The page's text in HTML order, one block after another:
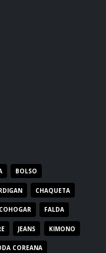
BOLSO
CHAQUETA
FALDA
JEANS KIMONO
COREANA